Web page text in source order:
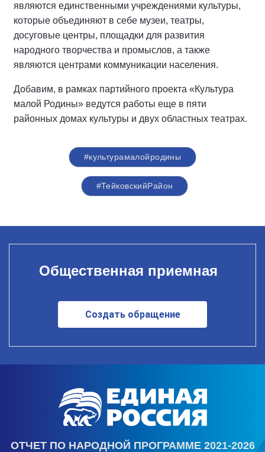
являются единственными учреждениями культуры,
которые объединяют в себе музеи, театры,
досуговые центры, площадки для развития
народного творчества и промыслов, а также
являются центрами коммуникации населения.
Добавим, в рамках партийного проекта «Культура
малой Родины» ведутся работы еще в пяти
районных домах культуры и двух областных театрах.
#культурамалойродины
#ТейковскийРайон
Общественная приемная
Создать обращение
ОТЧЕТ ПО НАРОДНОЙ ПРОГРАММЕ 2021-2026